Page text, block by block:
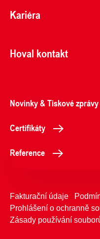
Kariéra
Hoval kontakt
Novinky & Tiskové zprávy
Certifikáty
Reference
Fakturační údaje
Prohlášení o ochranně
Zásady používání